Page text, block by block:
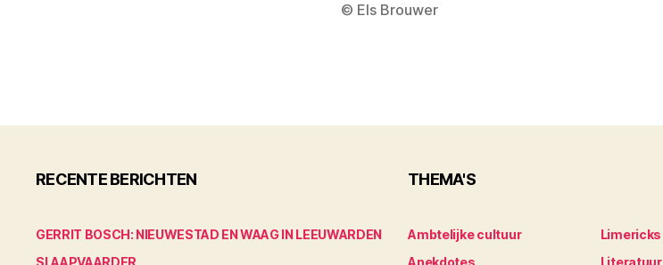
© Els Brouwer
RECENTE BERICHTEN
GERRIT BOSCH: NIEUWESTAD EN WAAG IN LEEUWARDEN
THEMA'S
Ambtelijke cultuur
Limericks